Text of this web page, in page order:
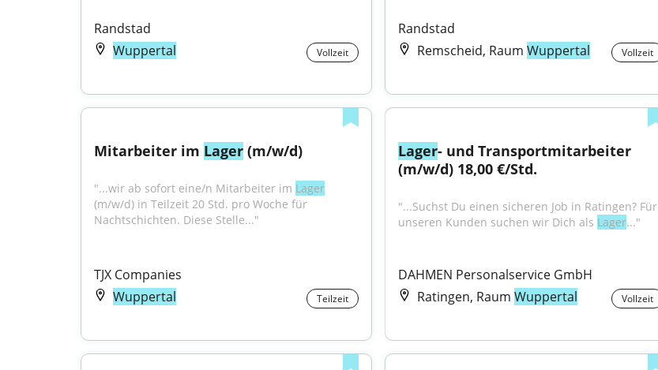
Randstad
Wuppertal
Vollzeit
Randstad
Remscheid, RaumWuppertal Vollzeit
Mitarbeiter im Lager (m/w/d)
"...wir ab sofort eine/n Mitarbeiter im Lager
(m/w/d) in Teilzeit 20 Std. pro Woche für
Nachtschichten. Diese Stelle..."
TJX Companies
Wuppertal
Teilzeit
Lager- und Transportmitarbeiter
(m/w/d) 18,00 €/Std.
"...Suchst Du einen sicheren Job in Ratingen? Für
unseren Kunden suchen wir Dich als Lager..."
DAHMEN Personalservice GmbH
Ratingen, RaumWuppertal Vollzeit